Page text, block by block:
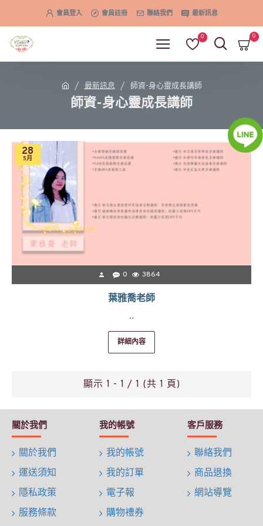
會員登入 會員註冊 聯絡我們 最新訊息
0 0
最新訊息 師資-身心靈成長講師
師資-身心靈成長講師
28
5月
0 3864
葉雅喬老師
..
詳細內容
顯示 1 - 1 / 1 (共 1 頁)
關於我們
關於我們
運送須知
隱私政策
服務條款
我的帳號
我的帳號
我的訂單
電子報
購物禮券
客戶服務
聯絡我們
商品退換
網站導覽